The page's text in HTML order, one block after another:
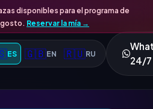
disponibles para el programa de
Reservar la mía →
ES 🇬🇧EN 🇷🇺RU
24/7